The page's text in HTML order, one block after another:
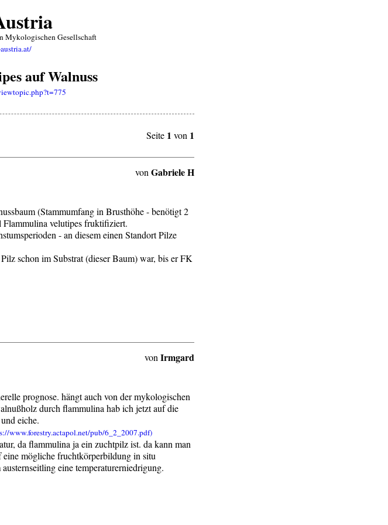
Mykologischen Gesellschaft
auf Walnuss
Seite 1 von 1
von Gabriele H
(Stammumfang in Brusthöhe - benötigt 2
Flammulina velutipes fruktifiziert.
- an diesem einen Standort Pilze
schon im Substrat (dieser Baum) war, bis er FK
von Irmgard
prognose. hängt auch von der mykologischen
durch flammulina hab ich jetzt auf die
eiche.
da flammulina ja ein zuchtpilz ist. da kann man
mögliche fruchtkörperbildung in situ
eine temperaturerniedrigung.